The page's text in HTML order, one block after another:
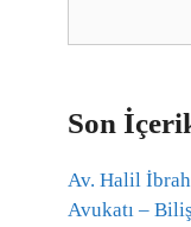
Son
Av. Halil
Avukatı –